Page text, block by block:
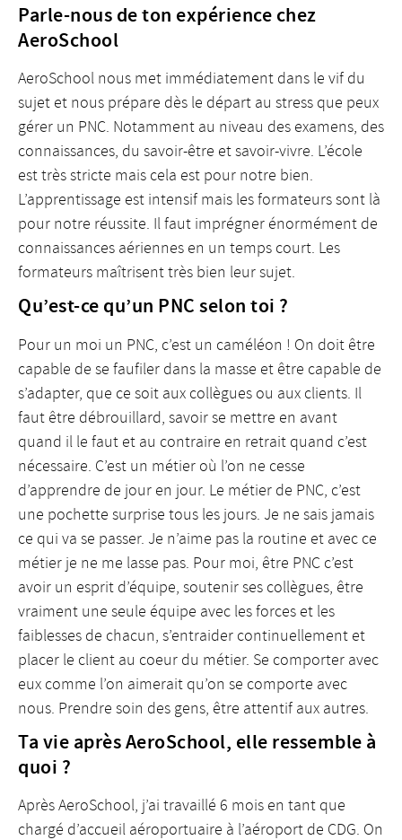
Parle-nous de ton expérience chez
AeroSchool
AeroSchool nous met immédiatement dans le vif du
sujet et nous prépare dès le départ au stress que peux
gérer un PNC. Notamment au niveau des examens, des
connaissances, du savoir-être et savoir-vivre. L’école
est très stricte mais cela est pour notre bien.
L’apprentissage est intensif mais les formateurs sont là
pour notre réussite. Il faut imprégner énormément de
connaissances aériennes en un temps court. Les
formateurs maîtrisent très bien leur sujet.
Qu’est-ce qu’un PNC selon toi ?
Pour un moi un PNC, c’est un caméléon ! On doit être
capable de se faufiler dans la masse et être capable de
s’adapter, que ce soit aux collègues ou aux clients. Il
faut être débrouillard, savoir se mettre en avant
quand il le faut et au contraire en retrait quand c’est
nécessaire. C’est un métier où l’on ne cesse
d’apprendre de jour en jour. Le métier de PNC, c’est
une pochette surprise tous les jours. Je ne sais jamais
ce qui va se passer. Je n’aime pas la routine et avec ce
métier je ne me lasse pas. Pour moi, être PNC c’est
avoir un esprit d’équipe, soutenir ses collègues, être
vraiment une seule équipe avec les forces et les
faiblesses de chacun, s’entraider continuellement et
placer le client au coeur du métier. Se comporter avec
eux comme l’on aimerait qu’on se comporte avec
nous. Prendre soin des gens, être attentif aux autres.
Ta vie après AeroSchool, elle ressemble à
quoi ?
Après AeroSchool, j’ai travaillé 6 mois en tant que
chargé d’accueil aéroportuaire à l’aéroport de CDG. On